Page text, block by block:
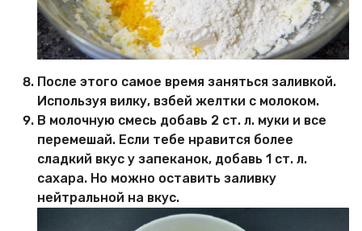
После этого самое время заняться заливкой.
Используя вилку, взбей желтки с молоком.
В молочную смесь добавь 2 ст. л. муки и все
перемешай. Если тебе нравится более
сладкий вкус у запеканок, добавь 1 ст. л.
сахара. Но можно оставить заливку
нейтральной на вкус.